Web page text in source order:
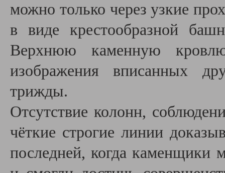
можно только через узкие
в виде крестообразной
Верхнюю каменную
изображения вписанных
трижды.
Отсутствие колонн,
чёткие строгие линии
последней, когда каменщики